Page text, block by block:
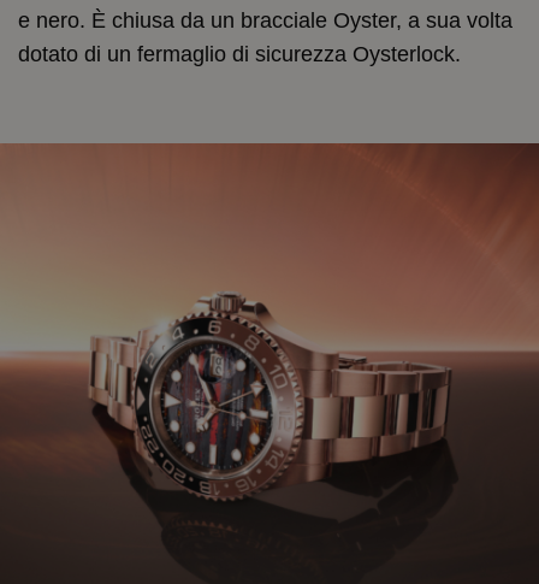
e nero. È chiusa da un bracciale Oyster, a sua volta
dotato di un fermaglio di sicurezza Oysterlock.